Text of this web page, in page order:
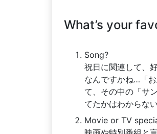
What’s your
Song?
祝日に関連して、
なんですかね…「
て、その中の「サ
てたかはわからな
Movie or TV